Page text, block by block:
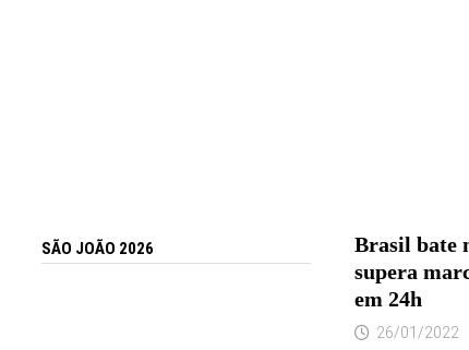
Brasil bate
supera
em 24h
26/01/2022
SÃO JOÃO 2026